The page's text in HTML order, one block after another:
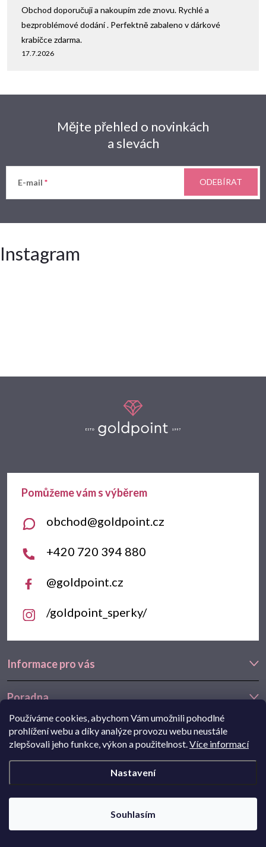
Používáme cookies, abychom Vám umožnili pohodlné
prohlížení webu a díky analýze provozu webu neustále
zlepšovali jeho funkce, výkon a použitelnost.Více informací
Nastavení
Souhlasím
17.7.2026
Obchod doporučuji a nakoupím zde znovu. Rychlé a
bezproblémové dodání . Perfektně zabaleno v dárkové
krabičce zdarma.
Mějte přehled o novinkách
a slevách
E-mail ODEBÍRAT
Instagram
a
Informace pro vás
Poradna
Často hledáte
obchod@goldpoint.cz
+420 720 394 880
@goldpoint.cz
/goldpoint_sperky/
Pohání Shoptet
Navštivte také náš e-shop Goldstore.cz:zlaté náušnice,dětské
náušnice z bílého zlata